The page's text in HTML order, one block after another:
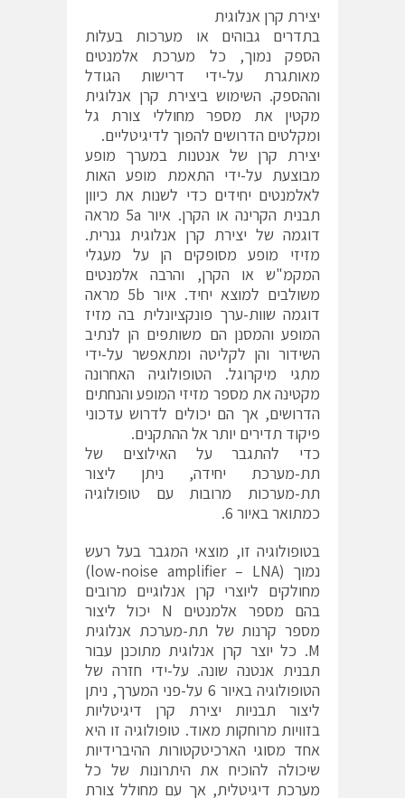
יצירת קרן אנלוגית
בתדרים גבוהים או מערכות בעלות
הספק נמוך, כל מערכת אלמנטים
מאותגרת על-ידי דרישות הגודל
וההספק. השימוש ביצירת קרן אנלוגית
מקטין את מספר מחוללי צורת גל
ומקלטים הדרושים להפוך לדיגיטליים.
יצירת קרן של אנטנות במערך מופע
מבוצעת על-ידי התאמת מופע האות
לאלמנטים יחידים כדי לשנות את כיוון
תבנית הקרינה או הקרן. איור 5a מראה
דוגמה של יצירת קרן אנלוגית גנרית.
מזיזי מופע מסופקים הן על מעגלי
המקמ"ש או הקרן, והרבה אלמנטים
משולבים למוצא יחיד. איור 5b מראה
דוגמה שוות-ערך פונקציונלית בה מזיז
המופע והמסנן הם משותפים הן לנתיב
השידור והן לקליטה ומתאפשר על-ידי
מתגי מיקרוגל. הטופולוגיה האחרונה
מקטינה את מספר מזיזי המופע והנחתים
הדרושים, אך הם יכולים לדרוש עדכוני
פיקוד תדירים יותר אל ההתקנים.
כדי להתגבר על האילוצים של
תת-מערכת יחידה, ניתן ליצור
תת-מערכות מרובות עם טופולוגיה
כמתואר באיור 6.
בטופולוגיה זו, מוצאי המגבר בעל רעש
נמוך (low-noise amplifier – LNA)
מחולקים ליוצרי קרן אנלוגיים מרובים
בהם מספר אלמנטים N יכול ליצור
מספר קרנות של תת-מערכת אנלוגית
M. כל יוצר קרן אנלוגית מתוכנן עבור
תבנית אנטנה שונה. על-ידי חזרה של
הטופולוגיה באיור 6 על-פני המערך, ניתן
ליצור תבניות יצירת קרן דיגיטליות
בזוויות מרוחקות מאוד. טופולוגיה זו היא
אחד מסוגי הארכיטקטורות ההיברידיות
שיכולה להוכיח את היתרונות של כל
מערכת דיגיטלית, אך עם מחולל צורת